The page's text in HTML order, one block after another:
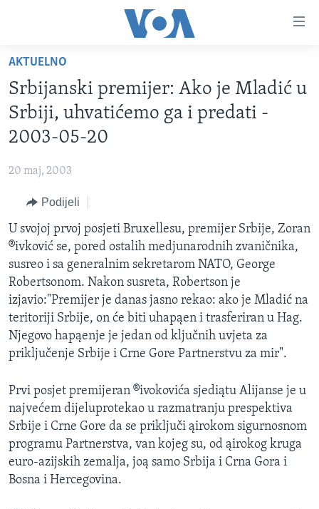
glavni
sadržaj
Pređi
na
glavnu
Idi
pretragu
TV PROGRAM
VIDEO
FOTOGRAFIJE DANA
SJEDINJENE AMERIČKE DRŽAVE
BOSNA I HERCEGOVINA
SVIJET
NAUKA I TEHNOLOGIJA
SPECIJALNI PROJEKTI
KORUPCIJA
SLOBODA MEDIJA
ŽENSKA STRANA
IZBJEGLIČKA STRANA
MAGAZIN
O GLASU AMERIKE
Learning English
PRATITE NAS
AKTUELNO
Srbijanski premijer: Ako je Mladić u
Srbiji, uhvatićemo ga i predati -
2003-05-20
20 maj, 2003
Podijeli
U svojoj prvoj posjeti Bruxellesu, premijer Srbije, Zoran
®ivković se, pored ostalih medjunarodnih zvaničnika,
susreo i sa generalnim sekretarom NATO, George
Robertsonom. Nakon susreta, Robertson je
izjavio:"Premijer je danas jasno rekao: ako je Mladić na
teritoriji Srbije, on će biti uhapąen i trasferiran u Hag.
Njegovo hapąenje je jedan od ključnih uvjeta za
priključenje Srbije i Crne Gore Partnerstvu za mir".
Prvi posjet premijeran ®ivokovića sjediątu Alijanse je u
najvećem dijeluprotekao u razmatranju prespektiva
Srbije i Crne Gore da se priključi ąirokom sigurnosnom
programu Partnerstva, van kojeg su, od ąirokog kruga
euro-azijskih zemalja, joą samo Srbija i Crna Gora i
Bosna i Hercegovina.